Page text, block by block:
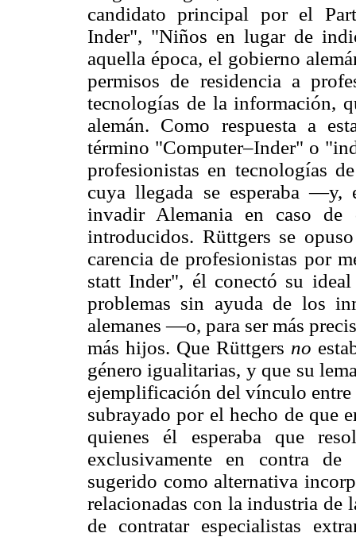
candidato principal por el
Inder", "Niños en lugar de
aquella época, el gobierno
permisos de residencia a
tecnologías de la información,
alemán. Como respuesta a
término "Computer–Inder" o
profesionistas en tecnologías
cuya llegada se esperaba
invadir Alemania en caso de
introducidos. Rüttgers se
carencia de profesionistas por
statt Inder", él conectó su
problemas sin ayuda de los
alemanes —o, para ser más
más hijos. Que Rüttgers no
género igualitarias, y que su
ejemplificación del vínculo entre
subrayado por el hecho de
quienes él esperaba que
exclusivamente en contra
sugerido como alternativa
relacionadas con la industria de
de contratar especialistas